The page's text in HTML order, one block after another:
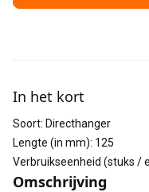
In het kort
Soort: Directhanger
Lengte (in mm): 125
Verbruikseenheid (stuks /
Omschrijving